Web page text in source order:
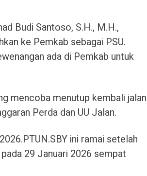
Budi Santoso, S.H., M.H.,
ke Pemkab sebagai PSU.
ada di Pemkab untuk
mencoba menutup kembali jalan
Perda dan UU Jalan.
ini ramai setelah
29 Januari 2026 sempat